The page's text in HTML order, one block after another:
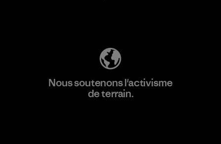
Nous soutenons l'activisme
de terrain.